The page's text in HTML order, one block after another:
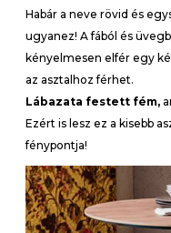
Habár a neve rövid és
ugyanez! A fából és
kényelmesen elfér egy
az asztalhoz férhet.
Lábazata festett fém,
Ezért is lesz ez a kisebb
fénypontja!